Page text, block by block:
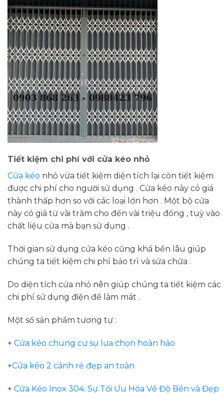
Tiết kiệm chi phí với cửa kéo nhỏ
Cửa kéo nhỏ vừa tiết kiệm diện tích lại còn tiết kiệm
được chi phí cho người sử dụng . Cửa kéo này có giá
thành thấp hơn so với các loại lớn hơn . Một bộ cửa
này có giá từ vài trăm cho đến vài triệu đồng , tuỳ vào
chất liệu cửa mà bạn sử dụng .
Thời gian sử dụng cửa kéo cũng khá bền lâu giúp
chúng ta tiết kiệm chi phí bảo trì và sửa chữa .
Do diện tích cửa nhỏ nên giúp chúng ta tiết kiệm các
chi phí sử dụng điện để làm mát .
Một số sản phẩm tương tự :
+ Cửa kéo chung cư sự lựa chọn hoàn hảo
+Cửa kéo 2 cánh rẻ đẹp an toàn
+ Cửa Kéo Inox 304: Sự Tối Ưu Hóa Về Độ Bền và Đẹp